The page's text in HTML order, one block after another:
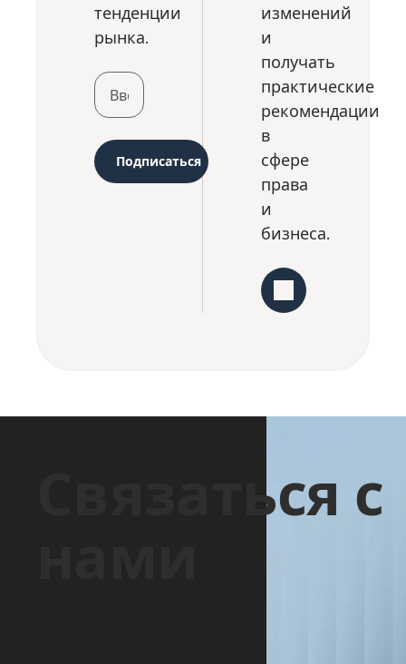
тенденции
рынка.
Подписаться
изменений
и
получать
практические
рекомендации
в
сфере
права
и
бизнеса.
Связаться с